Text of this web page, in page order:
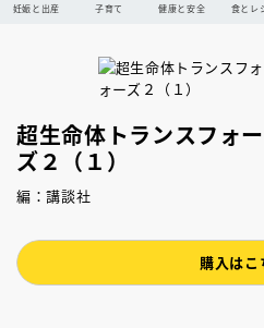
妊娠と出産 子育て 健康と安全 食とレ
超生命体トランスフォ
ズ２（１）
編：講談社
購入はこ